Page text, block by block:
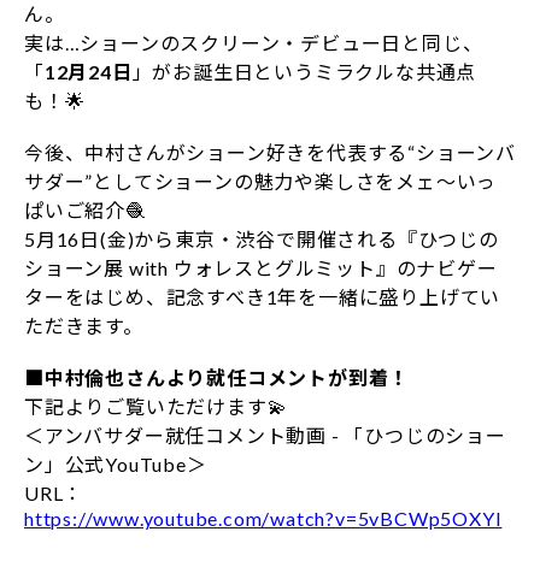
ん。
実は…ショーンのスクリーン・デビュー日と同じ、
「12月24日 」がお誕生日というミラクルな共通点
も！🌟
今後、中村さんがショーン好きを代表する“ショーンバ
サダー”としてショーンの魅力や楽しさをメェ～いっ
ぱいご紹介🧶
5月16日(金)から東京・渋谷で開催される『ひつじの
ショーン展 with ウォレスとグルミット』のナビゲー
ターをはじめ、記念すべき1年を一緒に盛り上げてい
ただきます。
■中村倫也さんより就任コメントが到着！
下記よりご覧いただけます💫
＜アンバサダー就任コメント動画 - 「ひつじのショー
ン」公式YouTube＞
URL：
https://www.youtube.com/watch?v=5vBCWp5OXYI